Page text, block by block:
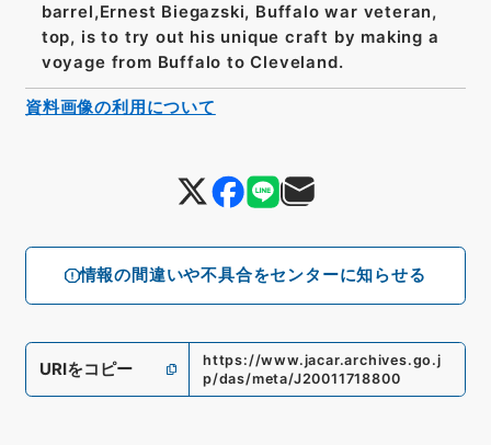
情報の間違いや不具合をセンターに知らせる
barrel,Ernest Biegazski, Buffalo war veteran,
top, is to try out his unique craft by making a
voyage from Buffalo to Cleveland.
URIをコピー
https://www.jacar.archives.go.j
p/das/meta/J20011718800
資料画像の利用について